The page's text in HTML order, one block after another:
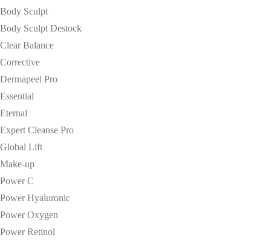
Body Sculpt
Body Sculpt Destock
Clear Balance
Corrective
Dermapeel Pro
Essential
Eternal
Expert Cleanse Pro
Global Lift
Make-up
Power C
Power Hyaluronic
Power Oxygen
Power Retinol